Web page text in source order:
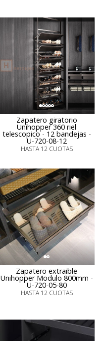
Zapatero giratorio
Unihopper 360 riel
telescopico - 12 bandejas -
U-720-08-12
HASTA 12 CUOTAS
Zapatero extraible
Unihopper Modulo 800mm -
U-720-05-80
HASTA 12 CUOTAS